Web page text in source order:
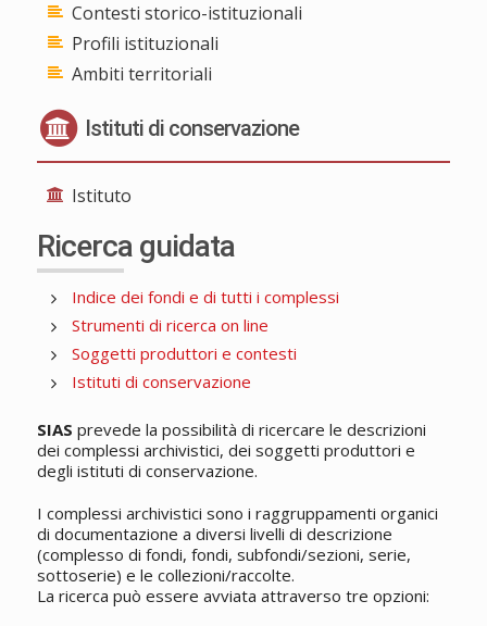
Contesti storico-istituzionali
Profili istituzionali
Ambiti territoriali
Istituti di conservazione
Istituto
Ricerca guidata
Indice dei fondi e di tutti i complessi
Strumenti di ricerca on line
Soggetti produttori e contesti
Istituti di conservazione
SIAS prevede la possibilità di ricercare le descrizioni
dei complessi archivistici, dei soggetti produttori e
degli istituti di conservazione.
I complessi archivistici sono i raggruppamenti organici
di documentazione a diversi livelli di descrizione
(complesso di fondi, fondi, subfondi/sezioni, serie,
sottoserie) e le collezioni/raccolte.
La ricerca può essere avviata attraverso tre opzioni: